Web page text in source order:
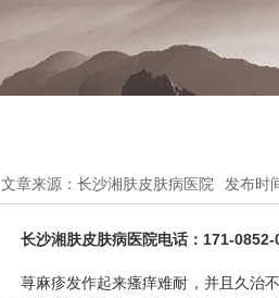
文章来源：长沙湘肤皮肤病医院 发布时
长沙湘肤皮肤病医院电话：171-0852-
荨麻疹发作起来瘙痒难耐，并且久治